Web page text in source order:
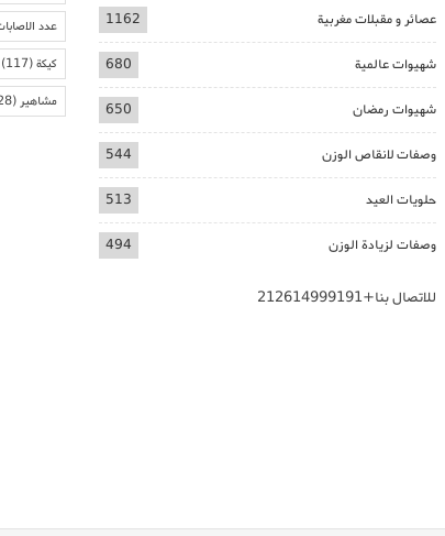
عصائر و مقبلات مغربية 1162
شهيوات عالمية 680
شهيوات رمضان 650
وصفات لانقاص الوزن 544
حلويات العيد 513
وصفات لزيادة الوزن 494
للاتصال بنا+212614999191
عدد
كيكة(117)
مشاهير(428)